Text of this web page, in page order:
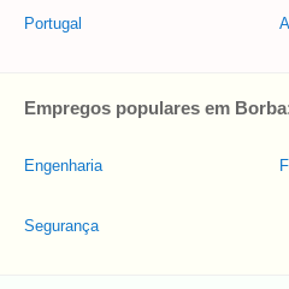
Portugal
Empregos populares em
Engenharia
Segurança